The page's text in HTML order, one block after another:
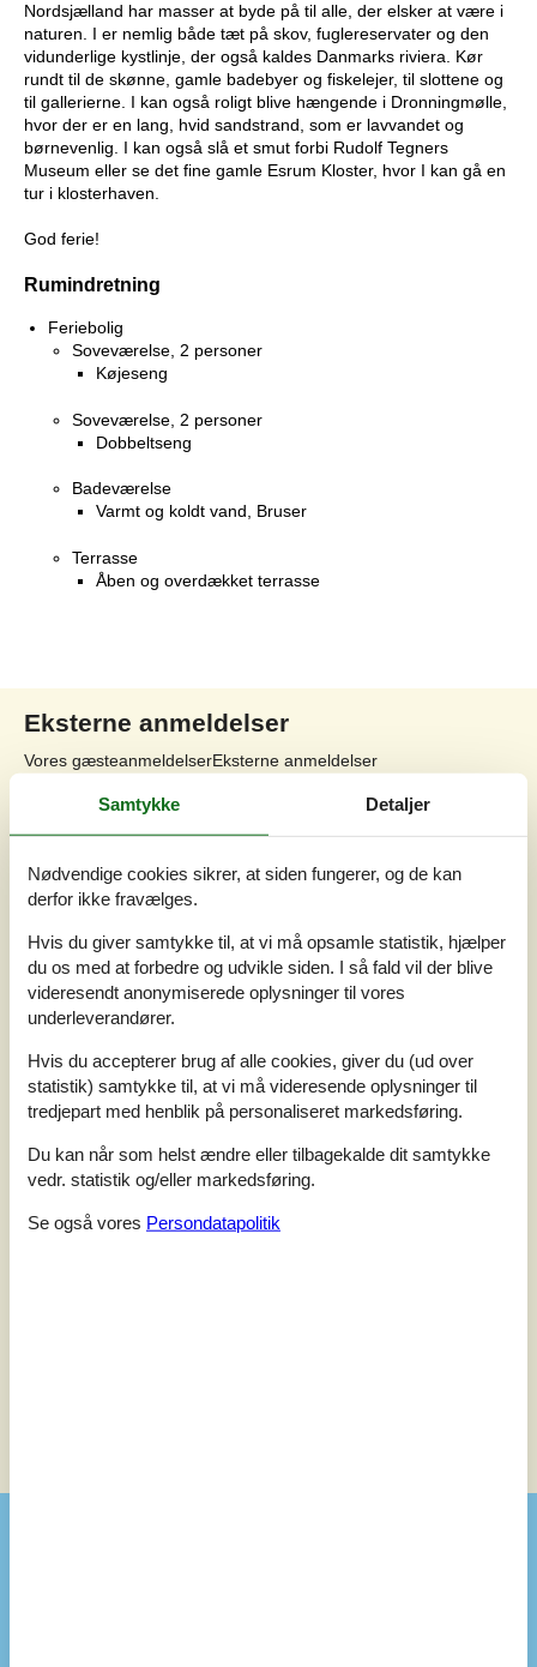
Nordsjælland har masser at byde på til alle, der elsker at være i
naturen. I er nemlig både tæt på skov, fuglereservater og den
vidunderlige kystlinje, der også kaldes Danmarks riviera. Kør
rundt til de skønne, gamle badebyer og fiskelejer, til slottene og
til gallerierne. I kan også roligt blive hængende i Dronningmølle,
hvor der er en lang, hvid sandstrand, som er lavvandet og
børnevenlig. I kan også slå et smut forbi Rudolf Tegners
Museum eller se det fine gamle Esrum Kloster, hvor I kan gå en
tur i klosterhaven.
God ferie!
Rumindretning
Feriebolig
Soveværelse, 2 personer
Køjeseng
Soveværelse, 2 personer
Dobbeltseng
Badeværelse
Varmt og koldt vand, Bruser
Terrasse
Åben og overdækket terrasse
Eksterne anmeldelser
Vores gæsteanmeldelserEksterne anmeldelser
3,3
3 eksterne anmeldelser
3,0 august 2025
Tjek ind: 3 Rengøring: 3 Komfort:
Faciliteter:
3
4,0 juli 2025
Tjek ind: 5 Rengøring: 4 Komfort:
Het huis heeft een fijne veranda en een tuin met voldoende
zon en schaduw. Toen we onszelf hadden buitengesloten heeft
de eigenaresse ons super geholpen door een sleutel brengen!
Samtykke Detaljer
Nødvendige cookies sikrer, at siden fungerer, og de kan
derfor ikke fravælges.
Hvis du giver samtykke til, at vi må opsamle statistik, hjælper
du os med at forbedre og udvikle siden. I så fald vil der blive
videresendt anonymiserede oplysninger til vores
underleverandører.
Hvis du accepterer brug af alle cookies, giver du (ud over
statistik) samtykke til, at vi må videresende oplysninger til
tredjepart med henblik på personaliseret markedsføring.
Du kan når som helst ændre eller tilbagekalde dit samtykke
vedr. statistik og/eller markedsføring.
Se også vores Persondatapolitik